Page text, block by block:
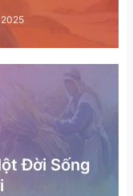
Đời Sống